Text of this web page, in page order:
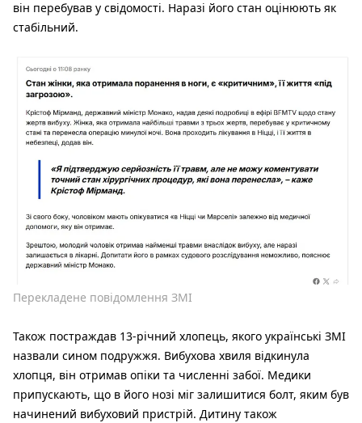
він перебував у свідомості. Наразі його стан оцінюють як
стабільний.
Перекладене повідомлення ЗМІ
Також постраждав 13-річний хлопець, якого українські ЗМІ
назвали сином подружжя. Вибухова хвиля відкинула
хлопця, він отримав опіки та численні забої. Медики
припускають, що в його нозі міг залишитися болт, яким був
начинений вибуховий пристрій. Дитину також